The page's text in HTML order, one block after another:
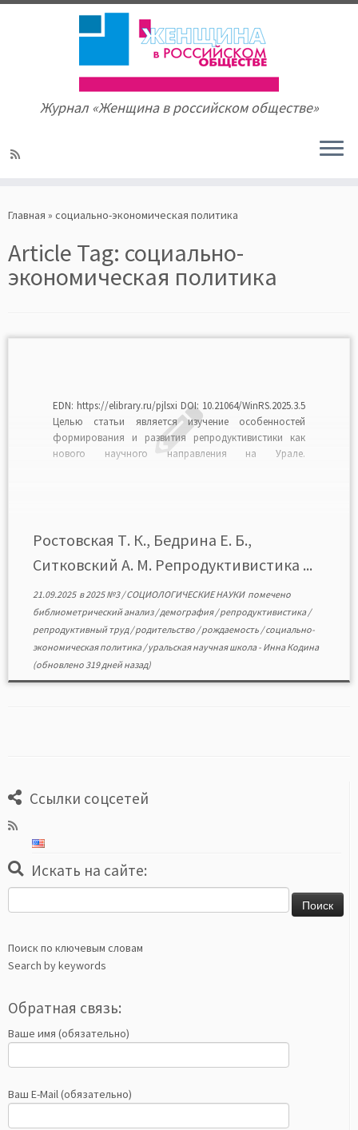
to
Журнал «Женщина в российском обществе»
Главная » социально-экономическая политика
Article Tag: социально-
экономическая политика
EDN: https://elibrary.ru/pjlsxi DOI: 10.21064/WinRS.2025.3.5
Целью статьи является изучение особенностей
формирования и развития репродуктивистики как
нового научного направления на Урале.
экономического значения. Представлены этапы
возникновения репродуктивистики, рассмотрены
основные концепции, предложенные уральскими […]
Ростовская Т. К., Бедрина Е. Б.,
Ситковский А. М. Репродуктивистика ...
21.09.2025в2025 №3/СОЦИОЛОГИЧЕСКИЕ НАУКИ помечено
библиометрический анализ/демография/репродуктивистика/
репродуктивный труд/родительство /рождаемость /социально-
экономическая политика/уральская научная школа- Инна Кодина
(обновлено 319 дней назад)
Ссылки соцсетей
Искать на сайте:
Поиск по ключевым словам
Search by keywords
Обратная связь:
Ваше имя (обязательно)
Ваш E-Mail (обязательно)